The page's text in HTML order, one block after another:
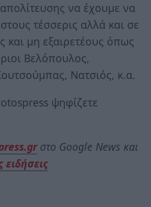
να έχουμε να
τέσσερις αλλά και σε
και μη εξαιρετέους όπως
Βελόπουλος,
Νατσιός, κ.α.
ψηφίζετε
στο Google News και
ειδήσεις